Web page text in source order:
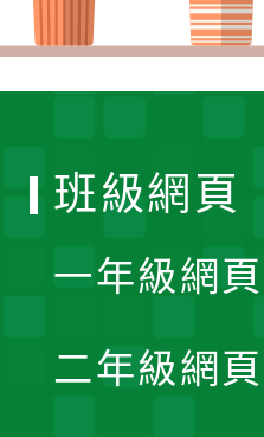
班級網頁
一年級網頁
二年級網頁